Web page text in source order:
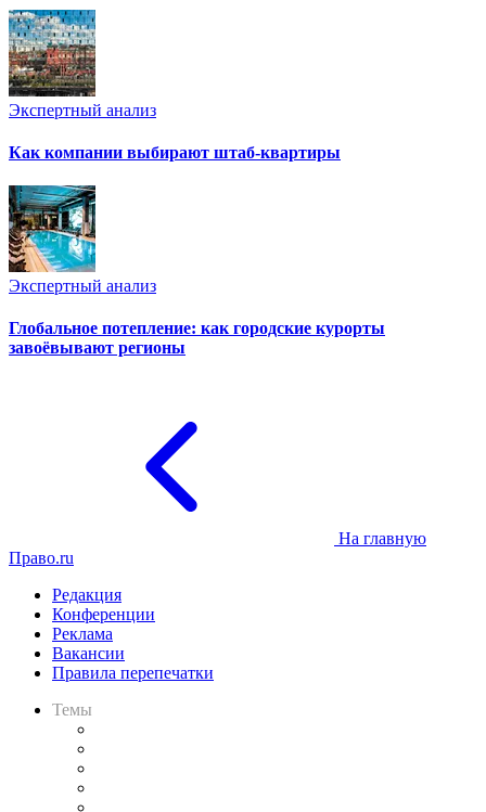
Экспертный анализ
Как компании выбирают штаб-квартиры
Экспертный анализ
Глобальное потепление: как городские курорты
завоёвывают регионы
На главную
Право.ru
Редакция
Конференции
Реклама
Вакансии
Правила перепечатки
Темы